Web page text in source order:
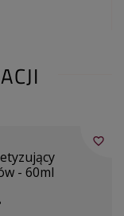
- 60ml
favorite_border